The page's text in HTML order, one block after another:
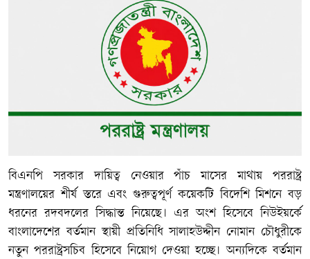
বিএনপি সরকার দায়িত্ব নেওয়ার পাঁচ মাসের মাথায় পররাষ্ট্র
মন্ত্রণালয়ের শীর্ষ স্তরে এবং গুরুত্বপূর্ণ কয়েকটি বিদেশি মিশনে বড়
ধরনের রদবদলের সিদ্ধান্ত নিয়েছে। এর অংশ হিসেবে নিউইয়র্কে
বাংলাদেশের বর্তমান স্থায়ী প্রতিনিধি সালাহউদ্দীন নোমান চৌধুরীকে
নতুন পররাষ্ট্রসচিব হিসেবে নিয়োগ দেওয়া হচ্ছে। অন্যদিকে বর্তমান